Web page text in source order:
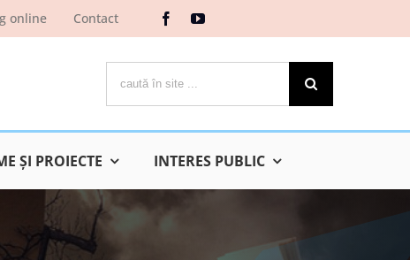
online Contact
ŞI PROIECTE INTERES PUBLIC